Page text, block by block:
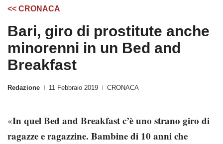
<< CRONACA
Bari, giro di prostitute anche
minorenni in un Bed and
Breakfast
Redazione 11 Febbraio 2019 CRONACA
«In quel Bed and Breakfast c’è uno strano giro di
ragazze e ragazzine. Bambine di 10 anni che